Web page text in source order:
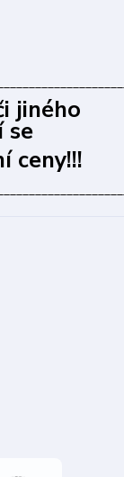
jiného
se
ceny!!!